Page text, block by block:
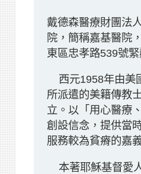
戴德森醫療財團法
院，簡稱嘉基醫院
東區忠孝路539號
西元1958年由美
所派遣的美籍傳教
立。以「用心醫療
創設信念，提供當
服務較為貧瘠的嘉
本著耶穌基督愛